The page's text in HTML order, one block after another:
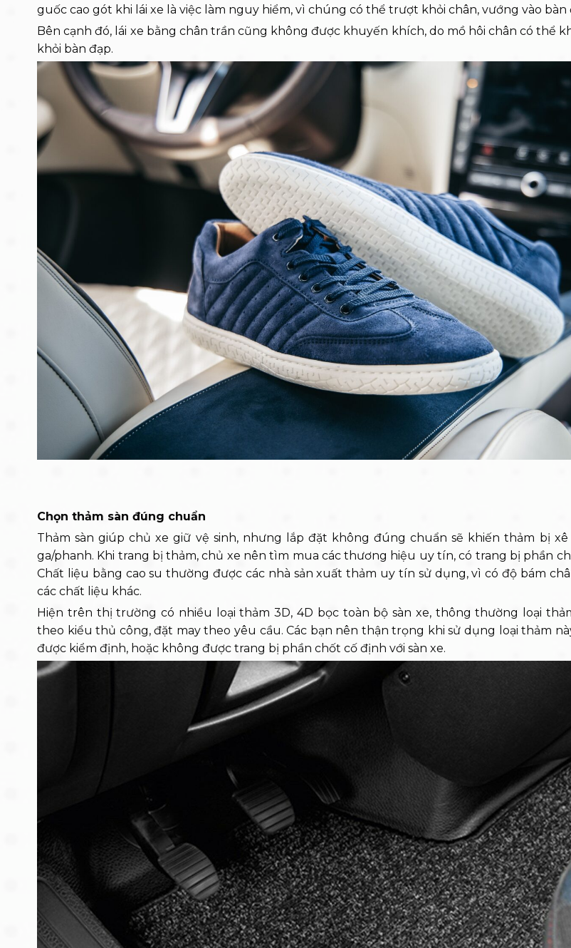
guốc cao gót khi lái xe là việc làm nguy hiểm, vì chúng có thể trượt khỏi chân, vướng vào bàn
Bên cạnh đó, lái xe bằng chân trần cũng không được khuyến khích, do mồ hôi chân có thể
khỏi bàn đạp.
Chọn thảm sàn đúng chuẩn
Thảm sàn giúp chủ xe giữ vệ sinh, nhưng lắp đặt không đúng chuẩn sẽ khiến thảm bị
ga/phanh. Khi trang bị thảm, chủ xe nên tìm mua các thương hiệu uy tín, có trang bị phần
Chất liệu bằng cao su thường được các nhà sản xuất thảm uy tín sử dụng, vì có độ bám
các chất liệu khác.
Hiện trên thị trường có nhiều loại thảm 3D, 4D bọc toàn bộ sàn xe, thông thường loại
theo kiểu thủ công, đặt may theo yêu cầu. Các bạn nên thận trọng khi sử dụng loại thảm
được kiểm định, hoặc không được trang bị phần chốt cố định với sàn xe.